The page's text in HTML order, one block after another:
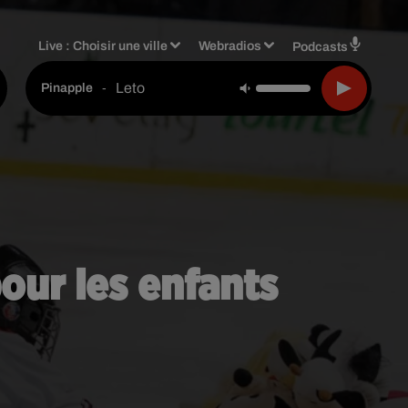
Live :Choisir une ville Webradios Podcasts
Pinapple - Leto
les enfants